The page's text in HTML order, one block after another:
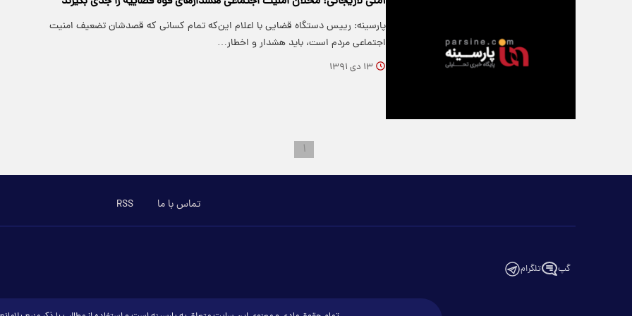
پارسینه: رییس دستگاه قضایی با اعلام این‌که تمام کسانی که قصدشان تضعیف امنیت
اجتماعی مردم است، باید هشدار و اخطار…
۱۳ دی ۱۳۹۱
۱
تماس با ما RSS
گپ تلگرام